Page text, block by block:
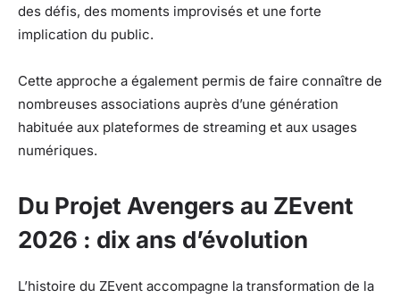
des défis, des moments improvisés et une forte
implication du public.
Cette approche a également permis de faire connaître de
nombreuses associations auprès d’une génération
habituée aux plateformes de streaming et aux usages
numériques.
Du Projet Avengers au ZEvent
2026 : dix ans d’évolution
L’histoire du ZEvent accompagne la transformation de la